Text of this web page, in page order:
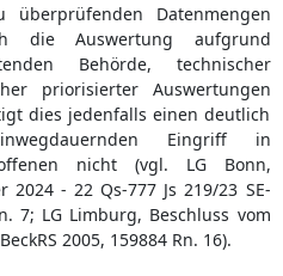
Datenmengen
die Auswertung aufgrund
Behörde, technischer
priorisierter Auswertungen
dies jedenfalls einen deutlich
Eingriff in
nicht (vgl. LG Bonn,
2024 - 22 Qs-777 Js 219/23 SE-
7; LG Limburg, Beschluss vom
2005, 159884 Rn. 16).